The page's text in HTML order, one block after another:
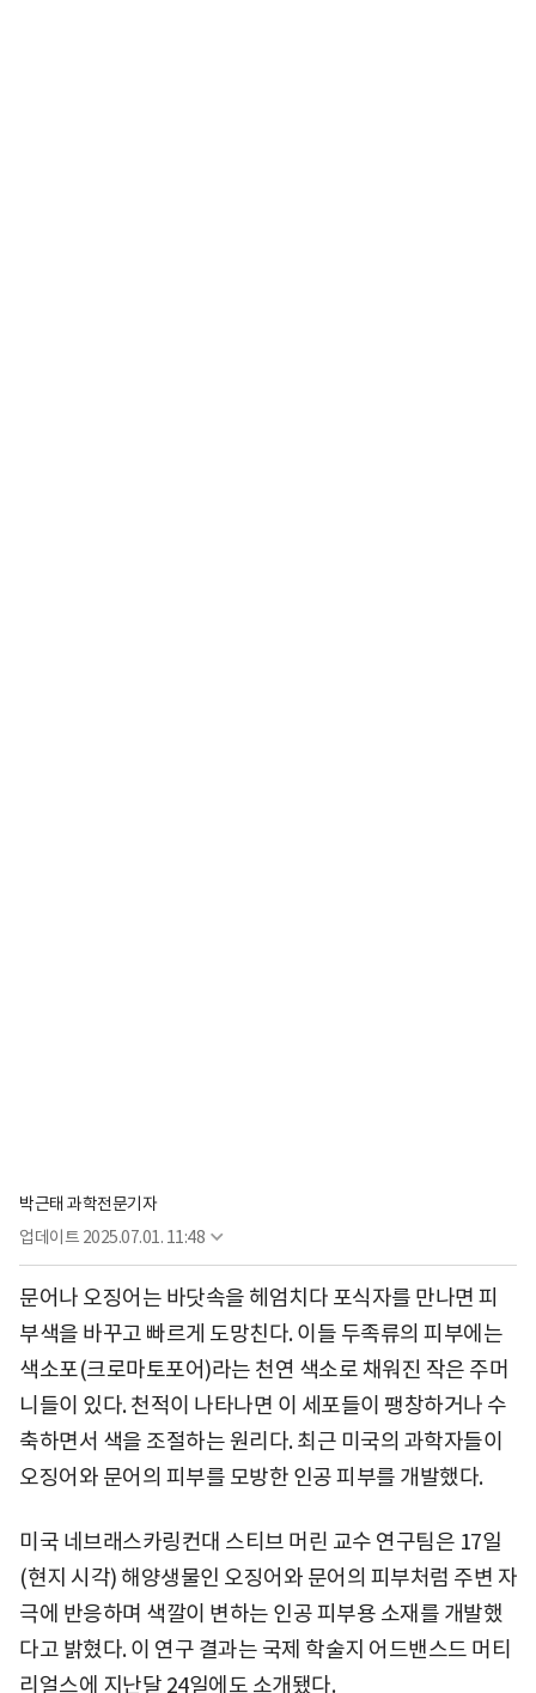
박근태 과학전문기자
업데이트 2025.07.01. 11:48
문어나 오징어는 바닷속을 헤엄치다 포식자를 만나면 피
부색을 바꾸고 빠르게 도망친다. 이들 두족류의 피부에는
색소포(크로마토포어)라는 천연 색소로 채워진 작은 주머
니들이 있다. 천적이 나타나면 이 세포들이 팽창하거나 수
축하면서 색을 조절하는 원리다. 최근 미국의 과학자들이
오징어와 문어의 피부를 모방한 인공 피부를 개발했다.
미국 네브래스카링컨대 스티브 머린 교수 연구팀은 17일
(현지 시각) 해양생물인 오징어와 문어의 피부처럼 주변 자
극에 반응하며 색깔이 변하는 인공 피부용 소재를 개발했
다고 밝혔다. 이 연구 결과는 국제 학술지 어드밴스드 머티
리얼스에 지난달 24일에도 소개됐다.